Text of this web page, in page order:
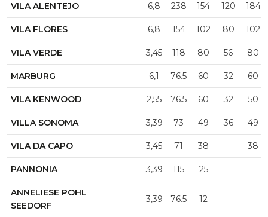
VILA ALENTEJO 6,8 238 154 120 184
VILA FLORES 6,8 154 102 80 102
VILA VERDE 3,45 118 80 56 80
MARBURG 6,1 76.5 60 32 60
VILA KENWOOD 2,55 76.5 60 32 50
VILLA SONOMA 3,39 73 49 36 49
VILA DA CAPO 3,45 71 38 38
PANNONIA 3,39 115 25
ANNELIESE POHL
SEEDORF
3,39 76.5 12